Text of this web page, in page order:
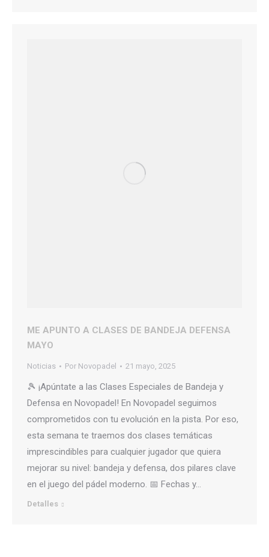
ME APUNTO A CLASES DE BANDEJA DEFENSA
MAYO
Noticias Por Novopadel 21 mayo, 2025
🎾 ¡Apúntate a las Clases Especiales de Bandeja y
Defensa en Novopadel! En Novopadel seguimos
comprometidos con tu evolución en la pista. Por eso,
esta semana te traemos dos clases temáticas
imprescindibles para cualquier jugador que quiera
mejorar su nivel: bandeja y defensa, dos pilares clave
en el juego del pádel moderno. 📅 Fechas y…
Detalles